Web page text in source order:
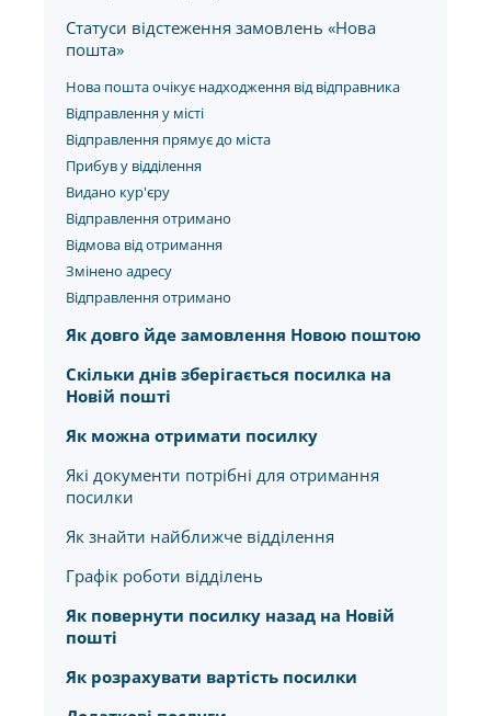
Статуси відстеження замовлень «Нова
пошта»
Нова пошта очікує надходження від відправника
Відправлення у місті
Відправлення прямує до міста
Прибув у відділення
Видано кур'єру
Відправлення отримано
Відмова від отримання
Змінено адресу
Відправлення отримано
Як довго йде замовлення Новою поштою
Скільки днів зберігається посилка на
Новій пошті
Як можна отримати посилку
Які документи потрібні для отримання
посилки
Як знайти найближче відділення
Графік роботи відділень
Як повернути посилку назад на Новій
пошті
Як розрахувати вартість посилки